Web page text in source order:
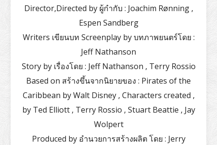
Director,Directed by ผู้กำกับ : Joachim Rønning ,
Espen Sandberg
Writers เขียนบท Screenplay by บทภาพยนตร์โดย :
Jeff Nathanson
Story by เรื่องโดย : Jeff Nathanson , Terry Rossio
Based on สร้างขึ้นจากนิยายของ : Pirates of the
Caribbean by Walt Disney , Characters created ,
by Ted Elliott , Terry Rossio , Stuart Beattie , Jay
Wolpert
Produced by อำนวยการสร้างผลิต โดย : Jerry